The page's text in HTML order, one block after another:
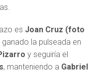
es Joan Cruz (foto
la pulseada en
y seguiría el
, manteniendo a Gabriel